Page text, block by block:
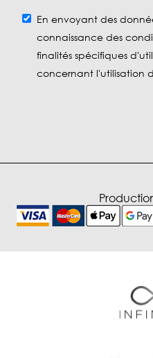
En envoyant des
connaissance des
finalités spécifiques
concernant l'utilisation